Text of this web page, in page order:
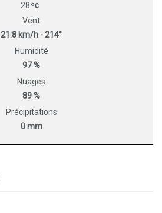
28
Vent
21.8 km/h - 214°
Humidité
97 %
Nuages
89 %
Précipitations
0 mm